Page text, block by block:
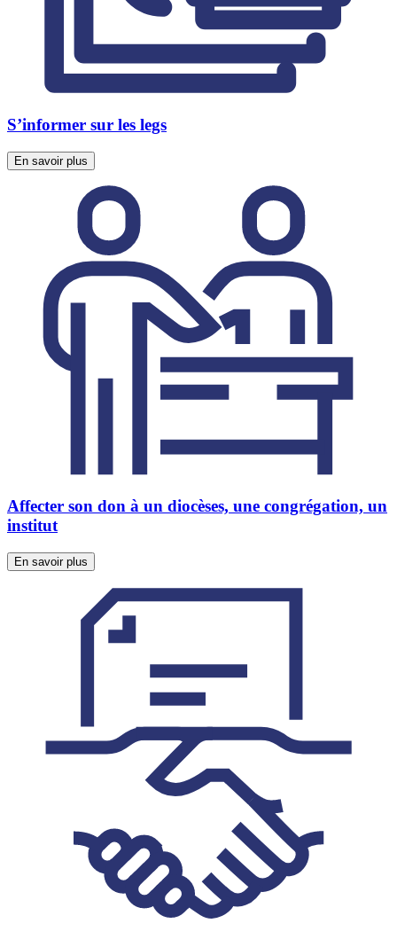
S’informer sur les legs
En savoir plus
Affecter son don à un diocèses, une congrégation, un
institut
En savoir plus